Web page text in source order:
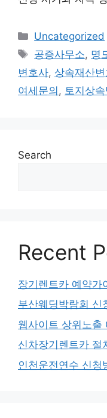
Categories
Uncategorized
Tags
공증사무소, 명
변호사, 상속재산
여세문의 , 토지상
Search
Recent
장기렌트카 예약가
부산웨딩박람회 신
웹사이트 상위노출
신차장기렌트카 절
인천운전연수 신청